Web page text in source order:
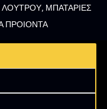
ΛΟΥΤΡΟΥ, ΜΠΑΤΑΡΙΕΣ
ΠΡΟΙΟΝΤΑ